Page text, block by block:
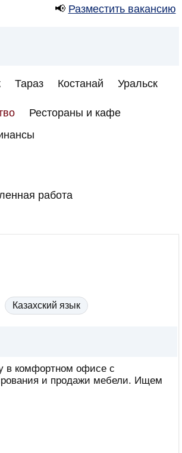
📢 Разместить вакансию
Тараз Костанай Уральск
Рестораны и кафе
работа
Казахский язык
в комфортном офисе с
и продажи мебели. Ищем